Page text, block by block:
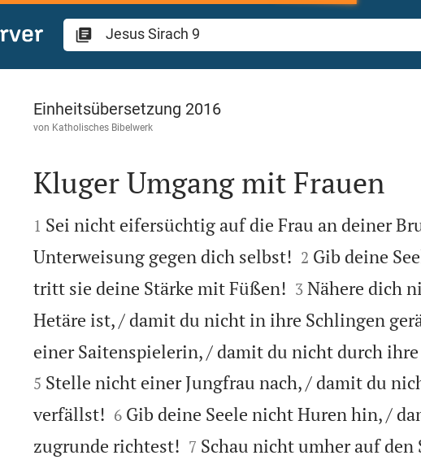
Jesus Sirach 9
Einheitsübersetzung 2016
von Katholisches Bibelwerk

Kluger Umgang mit Frauen

1 Sei nicht eifersüchtig auf die Frau an deiner
Unterweisung gegen dich selbst!
2 Gib deine
tritt sie deine Stärke mit Füßen!
3 Nähere dich
Hetäre ist, / damit du nicht in ihre Schlingen
einer Saitenspielerin, / damit du nicht durch
5 Stelle nicht einer Jungfrau nach, / damit du
verfällst!
6 Gib deine Seele nicht Huren hin, /
zugrunde richtest!
7 Schau nicht umher auf